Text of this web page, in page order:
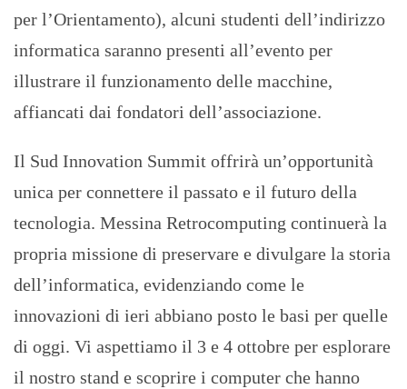
per l’Orientamento), alcuni studenti dell’indirizzo
informatica saranno presenti all’evento per
illustrare il funzionamento delle macchine,
affiancati dai fondatori dell’associazione.
Il Sud Innovation Summit offrirà un’opportunità
unica per connettere il passato e il futuro della
tecnologia. Messina Retrocomputing continuerà la
propria missione di preservare e divulgare la storia
dell’informatica, evidenziando come le
innovazioni di ieri abbiano posto le basi per quelle
di oggi. Vi aspettiamo il 3 e 4 ottobre per esplorare
il nostro stand e scoprire i computer che hanno